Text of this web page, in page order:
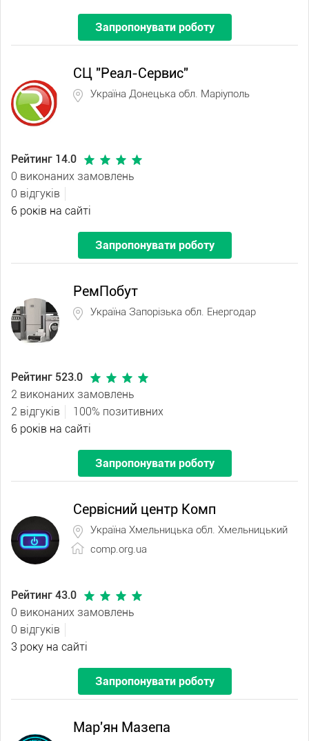
Запропонувати роботу
СЦ "Реал-Сервис"
Україна Донецька обл. Маріуполь
Рейтинг 14.0
0 виконаних замовлень
0 відгуків
6 років на сайті
Запропонувати роботу
РемПобут
Україна Запорізька обл. Енергодар
Рейтинг 523.0
2 виконаних замовлень
2 відгуків
100% позитивних
6 років на сайті
Запропонувати роботу
Сервісний центр Комп
Україна Хмельницька обл. Хмельницький
comp.org.ua
Рейтинг 43.0
0 виконаних замовлень
0 відгуків
3 року на сайті
Запропонувати роботу
Мар'ян Мазепа